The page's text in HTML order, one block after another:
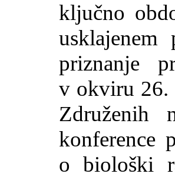
ključno
usklajenem
priznanje
v okviru 26.
Združenih
konference
o biološki